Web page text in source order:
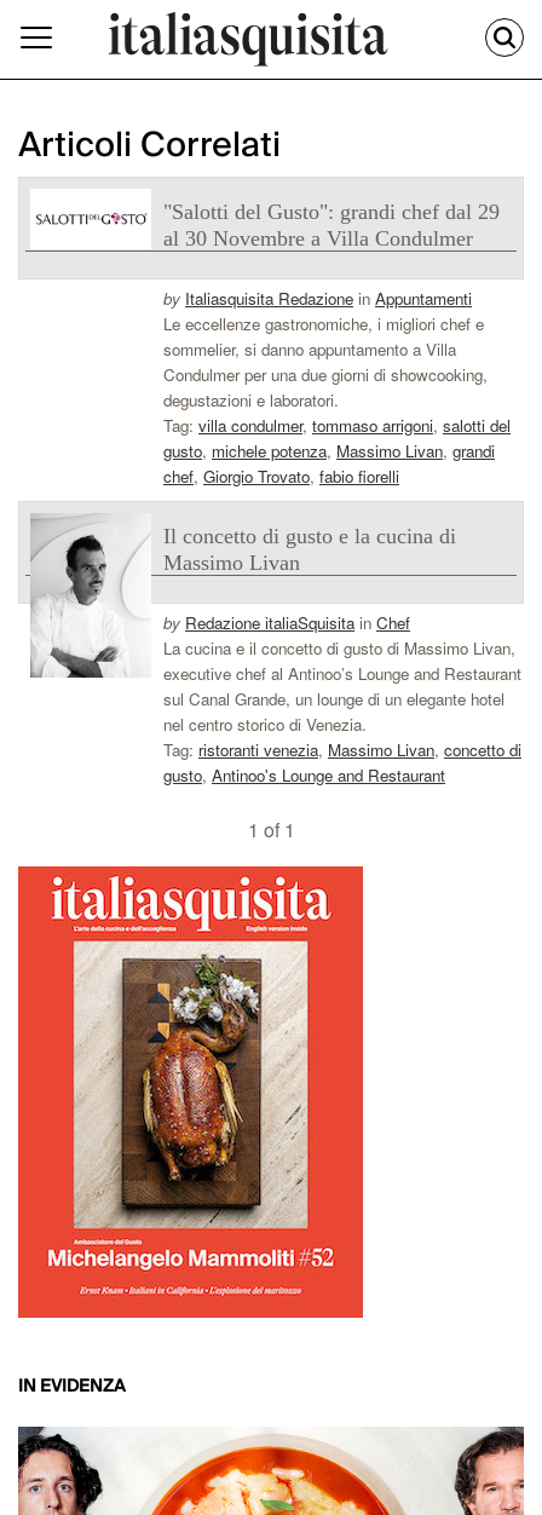
Articoli Correlati
"Salotti del Gusto": grandi chef dal 29
al 30 Novembre a Villa Condulmer
by Italiasquisita Redazione in Appuntamenti
Le eccellenze gastronomiche, i migliori chef e
sommelier, si danno appuntamento a Villa
Condulmer per una due giorni di showcooking,
degustazioni e laboratori.
Tag: villa condulmer, tommaso arrigoni, salotti del
gusto, michele potenza, Massimo Livan, grandi
chef, Giorgio Trovato, fabio fiorelli
Il concetto di gusto e la cucina di
Massimo Livan
by Redazione italiaSquisitain Chef
La cucina e il concetto di gusto di Massimo Livan,
executive chef al Antinoo’s Lounge and Restaurant
sul Canal Grande, un lounge di un elegante hotel
nel centro storico di Venezia.
Tag: ristoranti venezia, Massimo Livan, concetto di
gusto, Antinoo's Lounge and Restaurant
1 of 1
IN EVIDENZA